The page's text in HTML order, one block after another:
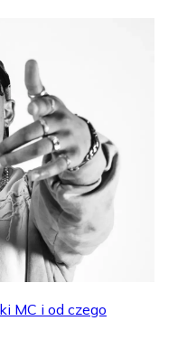
MC i od czego